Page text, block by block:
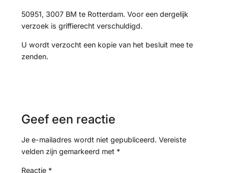
50951, 3007 BM te Rotterdam. Voor een dergelijk
verzoek is griffierecht verschuldigd.
U wordt verzocht een kopie van het besluit mee te
zenden.
Geef een reactie
Je e-mailadres wordt niet gepubliceerd. Vereiste
velden zijn gemarkeerd met *
Reactie *